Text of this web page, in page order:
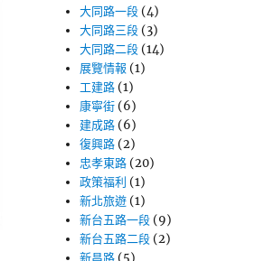
大同路一段 (4)
大同路三段 (3)
大同路二段 (14)
展覽情報 (1)
工建路 (1)
康寧街 (6)
建成路 (6)
復興路 (2)
忠孝東路 (20)
政策福利 (1)
新北旅遊 (1)
新台五路一段 (9)
新台五路二段 (2)
新昌路 (5)